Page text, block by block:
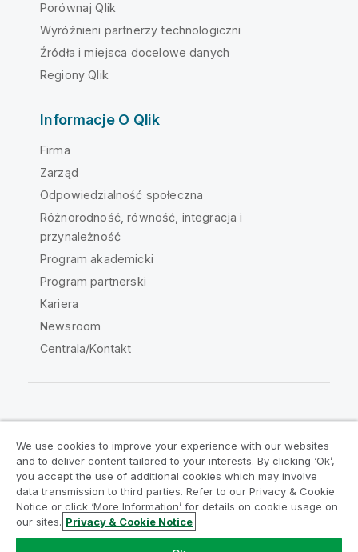
Porównaj Qlik
Wyróżnieni partnerzy technologiczni
Źródła i miejsca docelowe danych
Regiony Qlik
Informacje O Qlik
Firma
Zarząd
Odpowiedzialność społeczna
Różnorodność, równość, integracja i
przynależność
Program akademicki
Program partnerski
Kariera
Newsroom
Centrala/Kontakt
Umowy prawne
Warunki produktu
Legal Policies
Legal Policies
Warunki korzystania
Znaki towarowe
Do Not Share My Info
We use cookies to improve your experience with our websites
and to deliver content tailored to your interests. By clicking ‘Ok’,
you accept the use of additional cookies which may involve
data transmission to third parties. Refer to our Privacy & Cookie
Notice or click ‘More Information’ for details on cookie usage on
our sites. Privacy & Cookie Notice